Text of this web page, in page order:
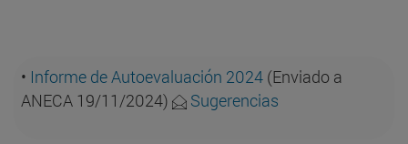
• Informe de Autoevaluación 2024 (Enviado a
ANECA 19/11/2024)
Sugerencias